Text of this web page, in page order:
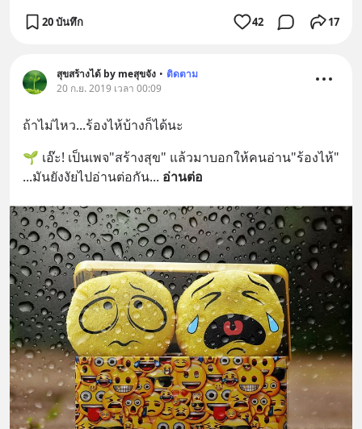
20 บันทึก 42 17
สุขสร้างได้ by meสุขจัง • ติดตาม
20 ก.ย. 2019 เวลา 00:09
ถ้าไม่ไหว...ร้องไห้บ้างก็ได้นะ
🌱 เอ๊ะ! เป็นเพจ"สร้างสุข" แล้วมาบอกให้คนอ่าน"ร้องไห้"
...มันยังงัยไปอ่านต่อกัน... อ่านต่อ